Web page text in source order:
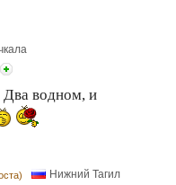
Два водном, и
Нижний Тагил